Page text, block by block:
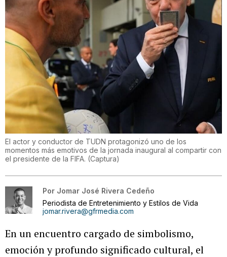
El actor y conductor de TUDN protagonizó uno de los
momentos más emotivos de la jornada inaugural al compartir con
el presidente de la FIFA. (Captura)
Por Jomar José Rivera Cedeño
Periodista de Entretenimiento y Estilos de Vida
jomar.rivera@gfrmedia.com
En un encuentro cargado de simbolismo,
emoción y profundo significado cultural, el